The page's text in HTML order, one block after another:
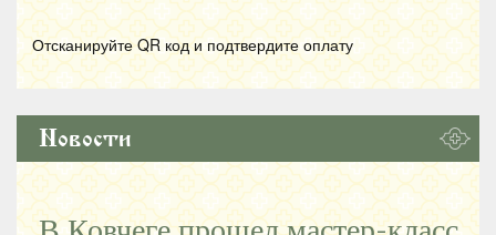
Отсканируйте QR код и подтвердите оплату
Новости